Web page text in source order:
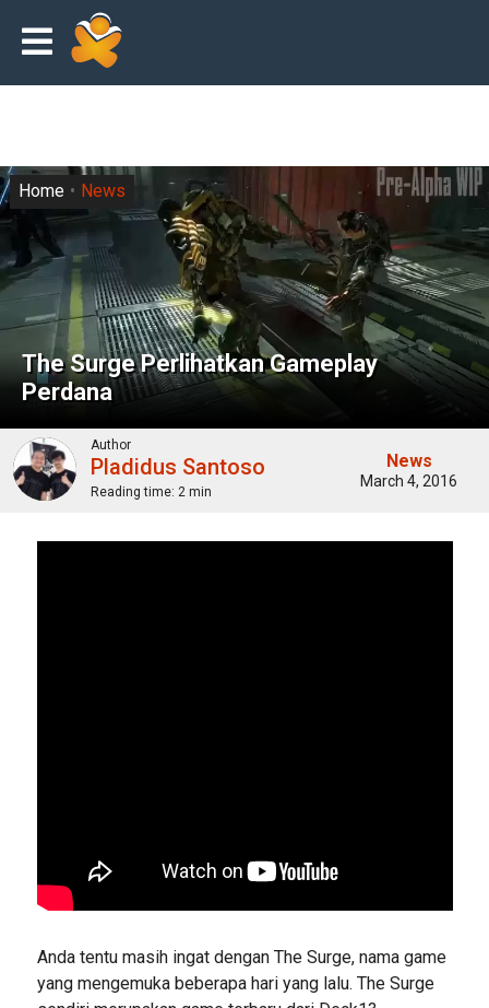
The Surge Perlihatkan Gameplay
Perdana
Home News
Author
Pladidus Santoso
Reading time: 2 min
News
March 4, 2016
Anda tentu masih ingat dengan The Surge, nama game
yang mengemuka beberapa hari yang lalu. The Surge